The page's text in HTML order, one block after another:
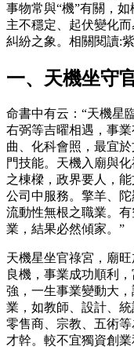
事物常與“機”有關，
主不穩定、起伏變化
糾紛之象。相關閱讀:
一、天機坐守
命書中有云：“天機星
右弼等吉曜相遇，事
曲、化科會照，最宜
門技能。天機入廟與
之棟樑，政界要人，
公司中服務。擎羊、
流動性無根之職業。
業，結果必然傾家。”
天機星坐官祿宮，廟
良機，事業成功順利
強，一生事業變動大
業，如教師、設計、
零售商、宗教、五術
才幹。較不宜獨資創業